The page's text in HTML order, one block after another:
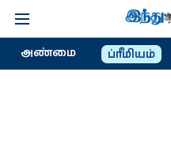
அண்மை ப்ரீமியம்